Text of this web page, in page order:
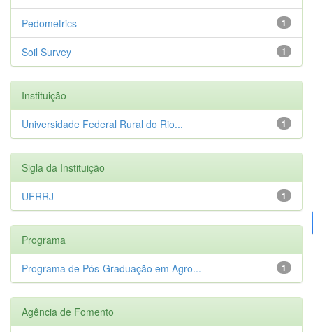
1
Pedometrics
1
Soil Survey
Instituição
1
Universidade Federal Rural do Rio...
Sigla da Instituição
1
UFRRJ
Programa
1
Programa de Pós-Graduação em Agro...
Agência de Fomento